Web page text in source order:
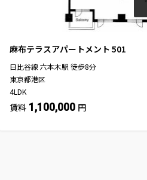
麻布テラスアパートメント 501
日比谷線 六本木駅 徒歩8分
東京都港区
4LDK
賃料 1,100,000 円